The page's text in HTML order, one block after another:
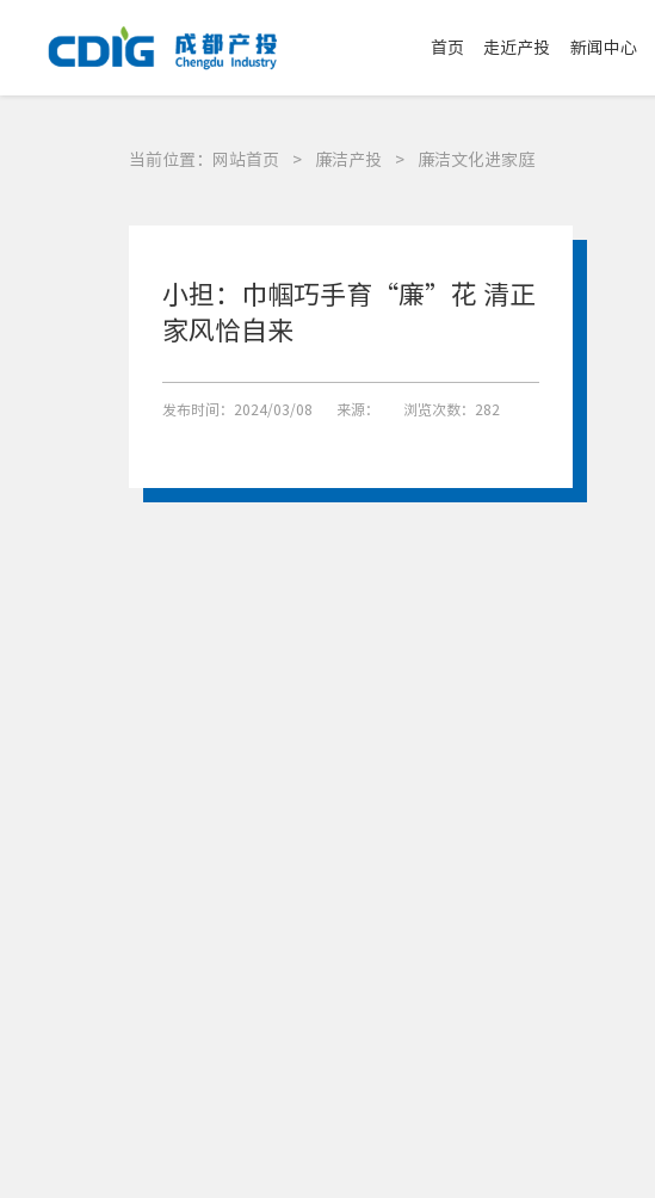
首页 走近产投 新闻中心
当前位置： 网站首页 > 廉洁产投 > 廉洁文化进家庭
小担：巾帼巧手育“廉”花 清正
家风恰自来
发布时间：2024/03/08 来源： 浏览次数：282